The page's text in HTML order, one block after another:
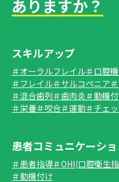
ありますか？
スキルアップ
＃オーラルフレイル＃口腔
＃フレイル＃サルコペニア
＃混合歯列＃歯肉炎＃動機
＃栄養＃咬合＃運動＃チェ
患者コミュニケーシ
＃患者指導＃OHI(口腔衛生指
＃動機付け